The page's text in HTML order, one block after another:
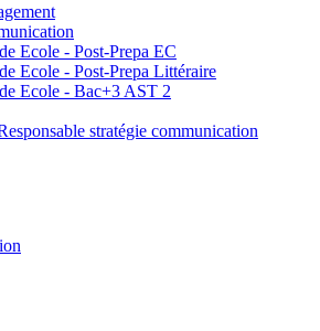
Ecole - Post-Prepa EC
Ecole - Post-Prepa Littéraire
Ecole - Bac+3 AST 2
stratégie communication